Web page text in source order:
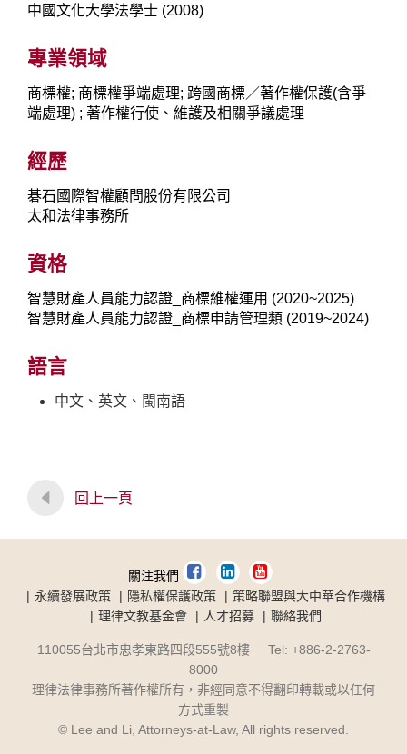
中國文化大學法學士 (2008)
專業領域
商標權; 商標權爭端處理; 跨國商標／著作權保護(含爭
端處理) ; 著作權行使、維護及相關爭議處理
經歷
碁石國際智權顧問股份有限公司
太和法律事務所
資格
智慧財產人員能力認證_商標維權運用 (2020~2025)
智慧財產人員能力認證_商標申請管理類 (2019~2024)
語言
中文、英文、閩南語
回上一頁
關注我們
永續發展政策
隱私權保護政策
策略聯盟與大中華合作機構
理律文教基金會
人才招募 聯絡我們
110055台北市忠孝東路四段555號8樓 Tel: +886-2-2763-
8000
理律法律事務所著作權所有，非經同意不得翻印轉載或以任何
方式重製
© Lee and Li, Attorneys-at-Law, All rights reserved.